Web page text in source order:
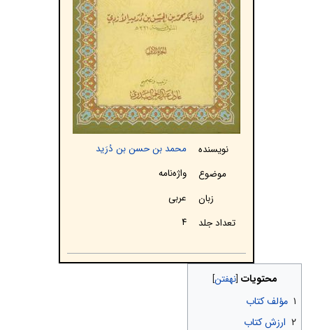
نویسنده
محمد بن حسن بن دُرَید
موضوع
واژه‌نامه
زبان
عربی
تعداد جلد
۴
محتویات
۱ مؤلف کتاب
۲ ارزش کتاب